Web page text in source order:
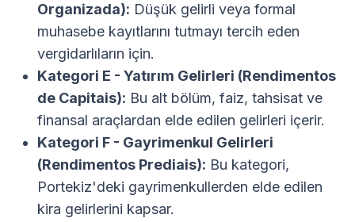
Organizada): Düşük gelirli veya formal
muhasebe kayıtlarını tutmayı tercih eden
vergidarlıların için.
Kategori E - Yatırım Gelirleri (Rendimentos
de Capitais): Bu alt bölüm, faiz, tahsisat ve
finansal araçlardan elde edilen gelirleri içerir.
Kategori F - Gayrimenkul Gelirleri
(Rendimentos Prediais): Bu kategori,
Portekiz'deki gayrimenkullerden elde edilen
kira gelirlerini kapsar.